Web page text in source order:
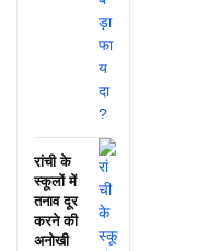
रांची के
स्कूलों में
तनाव दूर
करने की
अनोखी